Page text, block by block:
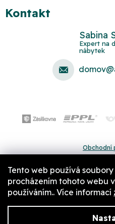
Tento web používá
procházením tohoto webu
používáním.. Více informací
Kontakt
Sabina
domov@
Obchodní
Pravidla a